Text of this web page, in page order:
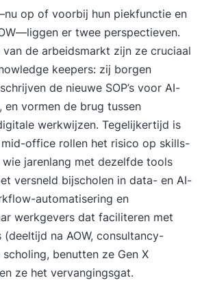
praktijktijd op de praktijk
zal op dag 2 digitaal
ga je leren? visueel
werking van de reachtruck
LMRA (video) het vaardig
het stapelen van losse
met een reachtruck
halen tot 4 hoog (video)
en koud stapelen van
juiste manier om pallets in een
het oppakken en
brede lading het manouvreren
(video) het veilig laden van
kopschot (video) parkeren op
parkeerrem lading
op of voorbij hun piekfunctie en
er twee perspectieven.
de arbeidsmarkt zijn ze cruciaal
keepers: zij borgen
de nieuwe SOP’s voor AI-
en vormen de brug tussen
werkwijzen. Tegelijkertijd is
office rollen het risico op skills-
jarenlang met dezelfde tools
versneld bijscholen in data- en AI-
automatisering en
werkgevers dat faciliteren met
na AOW, consultancy-
benutten ze Gen X
ze het vervangingsgat.